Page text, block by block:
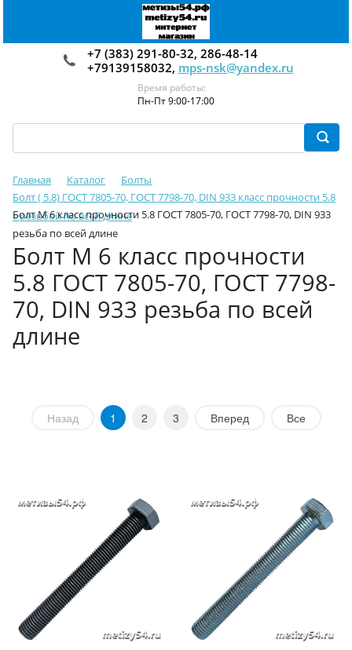
+7 (383) 291-80-32, 286-48-14
+79139158032, mps-nsk@yandex.ru
Время работы:
Пн-Пт 9:00-17:00
Главная Каталог
Болты
Болт ( 5.8) ГОСТ 7805-70, ГОСТ 7798-70, DIN 933 класс прочности 5.8
с резьбой по всей длине
Болт М 6 класс прочности 5.8 ГОСТ 7805-70, ГОСТ 7798-70, DIN 933
резьба по всей длине
Болт М 6 класс прочности
5.8 ГОСТ 7805-70, ГОСТ 7798-
70, DIN 933 резьба по всей
длине
Назад 1 2 3 Вперед Все